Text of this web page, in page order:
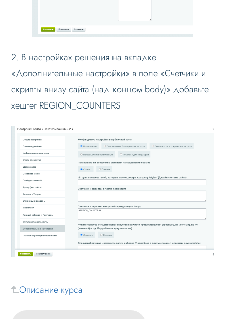
Импорт данных
Настройка Sitemap.xml
Настройка robots.txt
Решение проблем
2. В настройках решения на вкладке
«Дополнительные настройки» в поле «Счетчики и
скрипты внизу сайта (над концом body)» добавьте
хештег REGION_COUNTERS
Описание курса